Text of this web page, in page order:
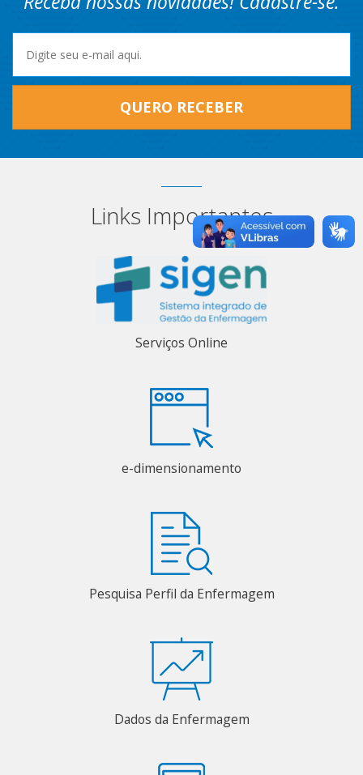
QUERO RECEBER
Links Importantes
Serviços Online
e-dimensionamento
Pesquisa Perfil da Enfermagem
Dados da Enfermagem